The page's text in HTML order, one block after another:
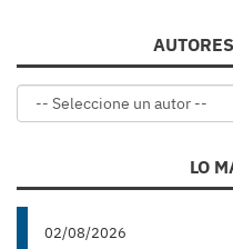
LO
02/08/2026